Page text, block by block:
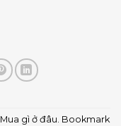
Mua gì ở đâu. Bookmark